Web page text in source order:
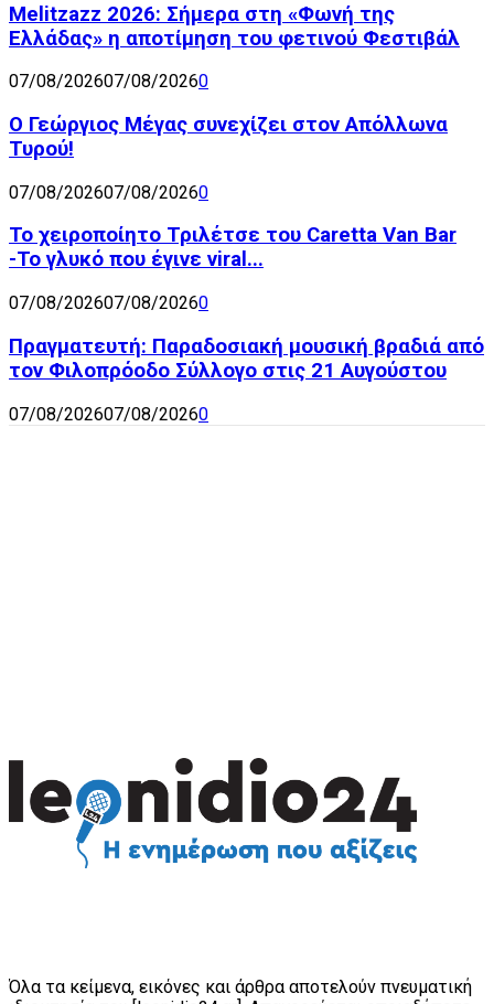
Melitzazz 2026: Σήμερα στη «Φωνή της
Ελλάδας» η αποτίμηση του φετινού Φεστιβάλ
07/08/202607/08/20260
Ο Γεώργιος Μέγας συνεχίζει στον Απόλλωνα
Τυρού!
07/08/202607/08/20260
Το χειροποίητο Τριλέτσε του Caretta Van Bar
-Το γλυκό που έγινε viral...
07/08/202607/08/20260
Πραγματευτή: Παραδοσιακή μουσική βραδιά από
τον Φιλοπρόοδο Σύλλογο στις 21 Αυγούστου
07/08/202607/08/20260
Όλα τα κείμενα, εικόνες και άρθρα αποτελούν πνευματική